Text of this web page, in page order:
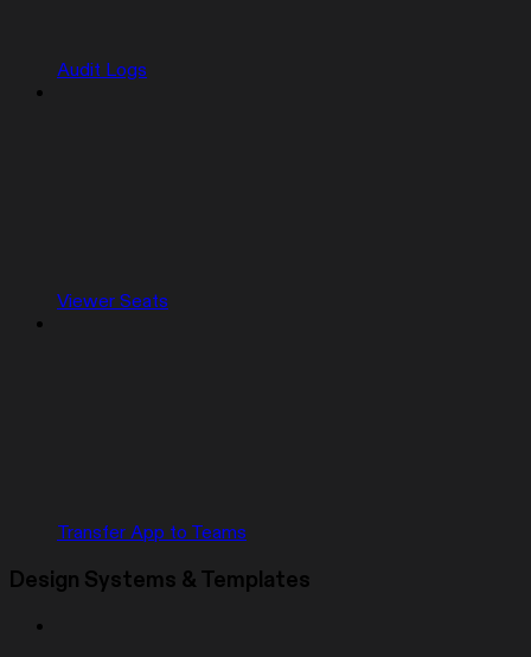
Audit Logs
Viewer Seats
Transfer App to Teams
Design Systems & Templates